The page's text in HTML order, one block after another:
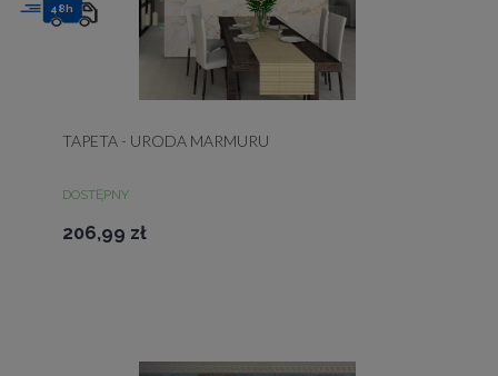
TAPETA - URODA MARMURU
DOSTĘPNY
206,99 zł
48h